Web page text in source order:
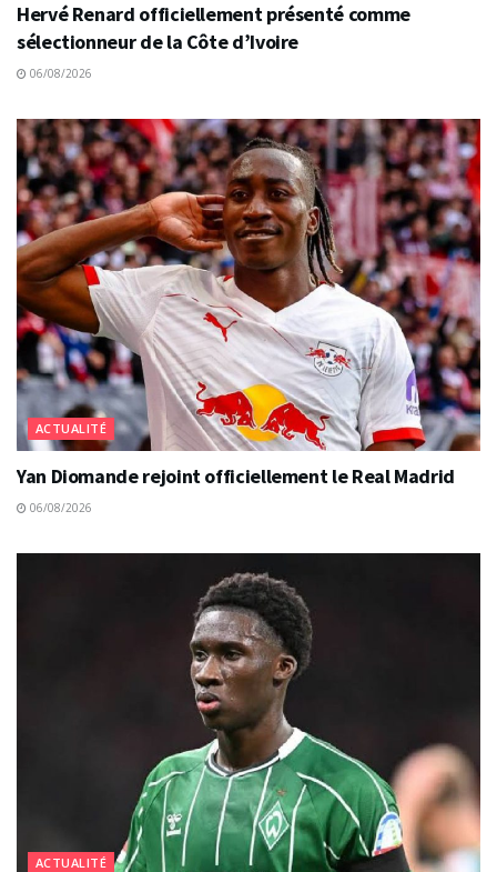
Hervé Renard officiellement présenté comme
sélectionneur de la Côte d’Ivoire
06/08/2026
ACTUALITÉ
Yan Diomande rejoint officiellement le Real Madrid
06/08/2026
ACTUALITÉ